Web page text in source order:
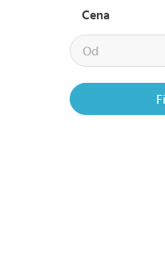
Cena